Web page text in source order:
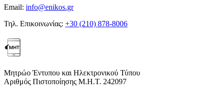
Email: info@enikos.gr
Τηλ. Επικοινωνίας: +30 (210) 878-8006
Μητρώο Έντυπου και Ηλεκτρονικού Τύπου
Αριθμός Πιστοποίησης Μ.Η.Τ. 242097